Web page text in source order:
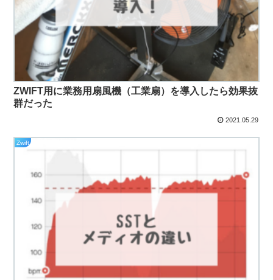
ZWIFT用に業務用扇風機（工業扇）を導入したら効果抜
群だった
2021.05.29
Zwift